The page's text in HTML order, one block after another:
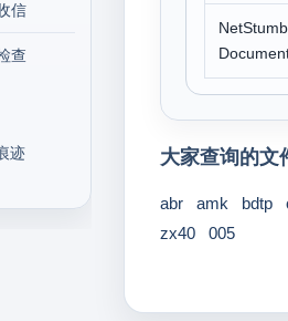
信
查
迹 大家查询的文
abr amk bdtp
zx40
005